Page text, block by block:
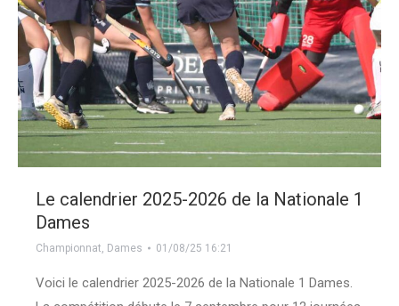
Le calendrier 2025-2026 de la Nationale 1
Dames
Championnat, Dames 01/08/25 16:21
Voici le calendrier 2025-2026 de la Nationale 1 Dames.